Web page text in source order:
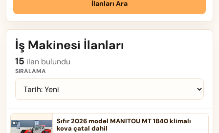
İlanları Ara
İş Makinesi İlanları
15 ilan bulundu
SIRALAMA
Sıfır 2026 model MANITOU MT 1840 klimalı
kova çatal dahil